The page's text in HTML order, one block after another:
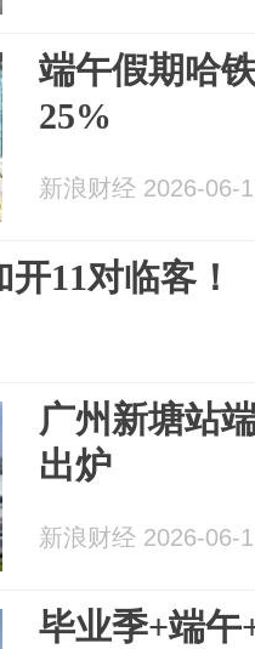
端午假期哈
25%
新浪财经 2026-06-
11对临客！
广州新塘站
出炉
新浪财经 2026-06-
毕业季+端午